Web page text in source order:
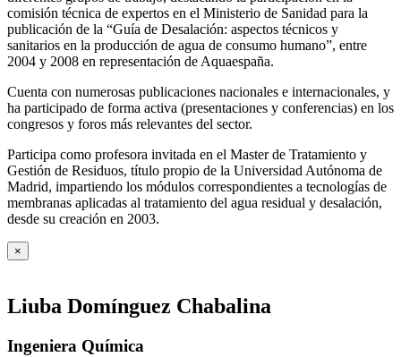
comisión técnica de expertos en el Ministerio de Sanidad para la
publicación de la “Guía de Desalación: aspectos técnicos y
sanitarios en la producción de agua de consumo humano”, entre
2004 y 2008 en representación de Aquaespaña.
Cuenta con numerosas publicaciones nacionales e internacionales, y
ha participado de forma activa (presentaciones y conferencias) en los
congresos y foros más relevantes del sector.
Participa como profesora invitada en el Master de Tratamiento y
Gestión de Residuos, título propio de la Universidad Autónoma de
Madrid, impartiendo los módulos correspondientes a tecnologías de
membranas aplicadas al tratamiento del agua residual y desalación,
desde su creación en 2003.
×
Liuba Domínguez Chabalina
Ingeniera Química